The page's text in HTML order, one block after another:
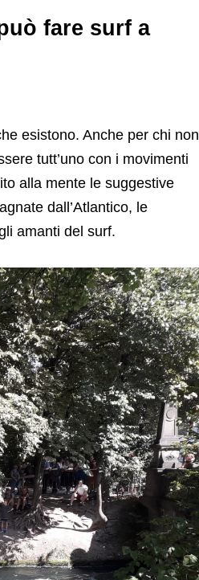
fare surf a
esistono. Anche per chi non
tutt’uno con i movimenti
alla mente le suggestive
dall’Atlantico, le
amanti del surf.